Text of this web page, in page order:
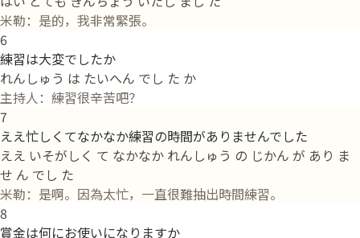
米勒：是的，我非常緊張。
6
練習は大変でしたか
れんしゅう は たいへん でし た か
主持人：練習很辛苦吧？
7
ええ忙しくてなかなか練習の時間がありませんでした
ええ いそがしく て なかなか れんしゅう の じかん が あり ま
せ ん でし た
米勒：是啊。因為太忙，一直很難抽出時間練習。
8
賞金は何にお使いになりますか